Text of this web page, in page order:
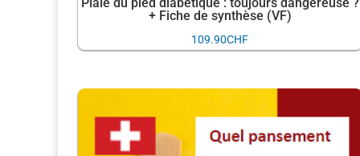
+ Fiche de synthèse (VF)
109.90CHF